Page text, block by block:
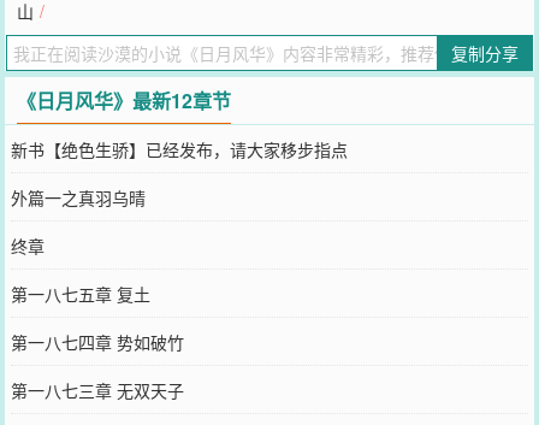
里的朋友推荐哦！
山 /
复制分享
《日月风华》最新12章节
新书【绝色生骄】已经发布，请大家移步指点
外篇一之真羽乌晴
终章
第一八七五章 复土
第一八七四章 势如破竹
第一八七三章 无双天子